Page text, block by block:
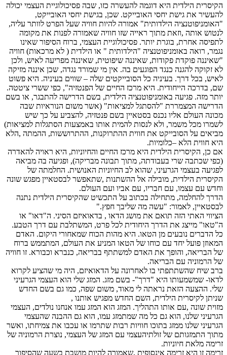
הקיסרית הילדית היא דוגמה להעשרה כזו, שבה פסיכולוגיית העצמי יכולה
להעשיר את גישת יחסי האובייקט. שכן, בגישת יחסי האובייקט,
"האומניפוטנציה הילדותית" אמורה להיות חוויה שעל הפרט לוותר עליה,
לנטוש אותה ,וזאת מתוך ראייה שזו חוויה שאמורה לפנות את מקומה
לתפיסה אחרת, בוגרת יותר. פסיכולוגיית העצמי, ברוח הסיפור שאינו
נגמר, רואה באומניפוטנציה "הילדותית " או הילדית ( לא מרכאות) חוויה
"שאיננה פוקדת פקודות, שאיננה שיפוטית, שאיננה מפריעה לאיש, ולכן
לא זקוקה להגנה כנגד הפוגעים בה. אין מי שמורד נגדה, שכן איננה מזיקה
לאיש, בכל דרך. בעיניה כל הסובייקטים שלה – שווים בעיניה. היא פשוט
שם, בדרכה הייחודית. היא מרכז החיים של הפנטזיה", כפי ששרי ציטטה.
יותר מזה. פגיעה באומניפוטנציה הילדית, בשם הדרישה להתבגר, או בשם
הדרישה המצמררת "להסתגל למציאות" (אשר משום הנוראיות שבה
מכונה העולם אליו נכנס בסטאיין בשם פנטזיה, להצביע על כך שיש
לשמרו מכל משמר, ולא לנסות להמית אותו באמצעות הסתגלות למציאות)
מביאים על הסובייקט את חווית ההתרוקנות, ההתרוששות, ההמתה ,הלא
היא חווית הלא –כלומיות.
אם כן, הקיסרית הילדית היא מרכז החיים והחיוניות, היא ראויה להאדרה
(כפי שכתבה שרי בעבודתה, מתוך תבונה מבריקה), ופגיעה בה מביאה
לפגיעה בעצמי הגרעיני, שהוא לב החיוניות האנושית. החלמתה של
הקיסרית הילדית, מובילה אל ההשתנות ,שתאפשר לבסטאיין מפגש שונה
וחדש עם עצמו, עם חבריו, עם אביו ועם העולם.
הדרך להחלמה, מתחילה בכתוב על התכשיט שהקיסרית הילדית נתנה
לבסטאיין, לאמור: "עשה מה שליבך חפץ."
הציווי האתי הזה תואם את מושג הדאו , בדאואיזם הסיני. ה"דאו" או
ה"טאו" מייצג את הדרך היחודית לכל פרט, המשתלבת עם דרך הטבע.
כל הדברים נובעים מן הטאו. היא מהות הכוח שמאחורי היקום. האדם
המאוזן פועל יחד עם כוחו של הטאו המניע את העולם, המתממש ברוח
של הבריאה, והופך את האדם למשתתף בבריאה, כנברא וכבורא. זו חוויה
של הרמוניה עם הבריאה.
ברב שיח שהשתתפתי בו לאחרונה על הדאואיזם, היה מי שהציע לקרוא
לדאו- שמשמעותו היא "דרך"- בשם מזג. המזג שלי הוא העצמי הגרעיני
שלי. ההצעה הזאת נראתה לי מאוד, משום שפה, כמו גם בשם החדש
שניתן לקיסרית הילדית, השם החדש מפגיש אותנו ,
מזוית שונה ,עם אותו התהליך. המזג הוא המזג עמו אנחנו נולדים, העצמי
הגרעיני שלנו, הוא גם כל מה שמתמזג עמו, הוא גם ההבנה שהעצמי
הגרעיני שלנו ממזג בתוכו חוויות רבות שתרמו או עכבו את צמיחתו, ואשר
מתוך התמזגותם של זולתיהעצמי עם המזג של העצמי, נוצרת הרמוניה של
זרימה מלאת חיוניות.
זרימה זו היא זרימה אינסופית ,שאמורה להיות מושבת בשעה שהסיפור